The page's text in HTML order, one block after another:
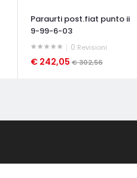
Paraurti post.fiat punto ii
9-99-6-03
0 Revisioni
€ 242,05 € 302,56